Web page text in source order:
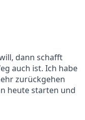
dann schafft
auch ist. Ich habe
zurückgehen
heute starten und